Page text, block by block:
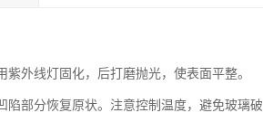
外线灯固化，后打磨抛光，使表面平整。
部分恢复原状。注意控制温度，避免玻璃破